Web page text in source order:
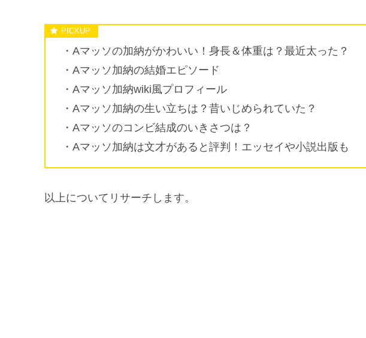
・Aマッソの加納がかわいい！身長＆体重は？最近太った？
・Aマッソ加納の結婚エピソード
・Aマッソ加納wiki風プロフィール
・Aマッソ加納の生い立ちは？昔いじめられていた？
・Aマッソのコンビ結成のいきさつは？
・Aマッソ加納は文才があると評判！エッセイや小説出版も
以上についてリサーチします。